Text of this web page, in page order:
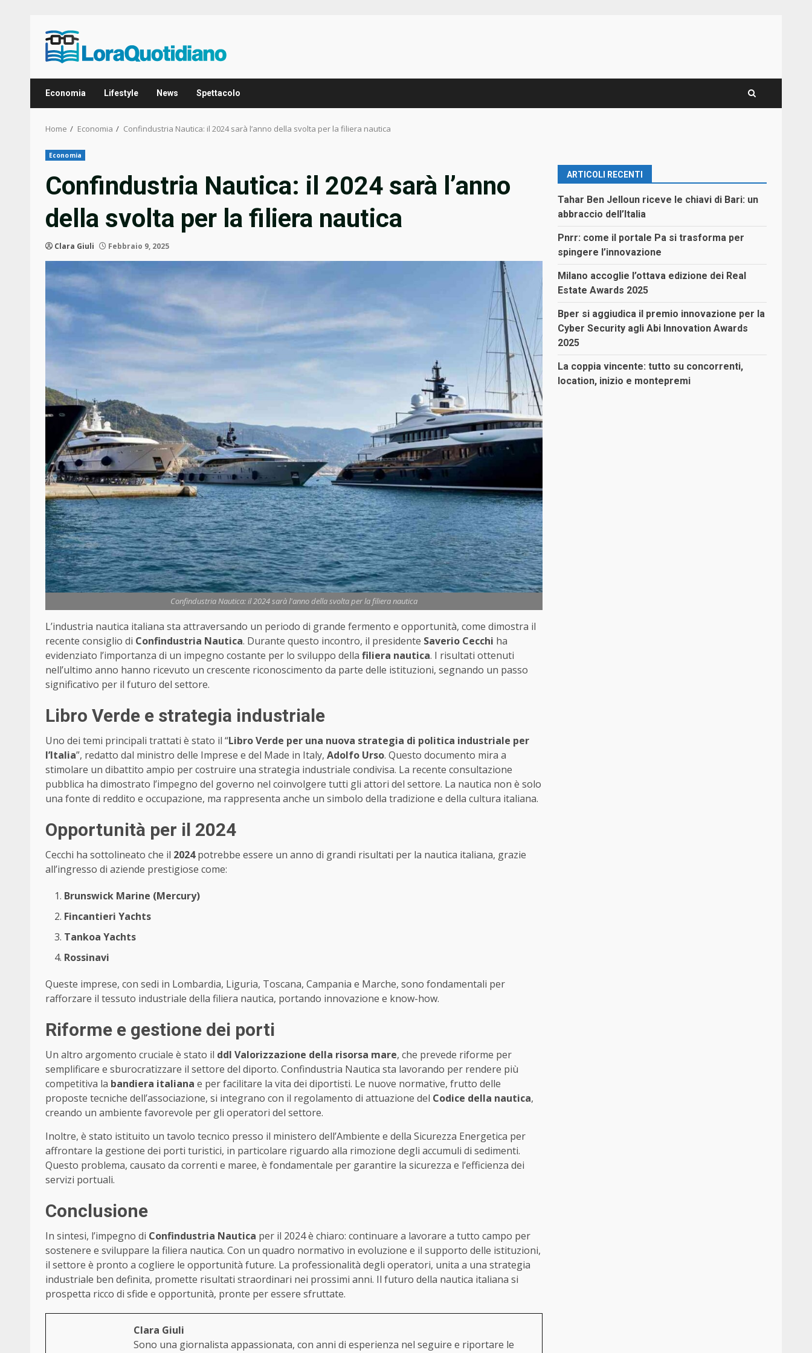
content
Economia Lifestyle News Spettacolo
Home Economia Confindustria Nautica: il 2024 sarà l’anno della svolta per la filiera nautica
Economia
Confindustria Nautica: il 2024 sarà l’anno
della svolta per la filiera nautica
Clara Giuli Febbraio 9, 2025
Confindustria Nautica: il 2024 sarà l'anno della svolta per la filiera nautica
L’industria nautica italiana sta attraversando un periodo di grande fermento e opportunità, come dimostra il
recente consiglio di Confindustria Nautica. Durante questo incontro, il presidente Saverio Cecchi ha
evidenziato l’importanza di un impegno costante per lo sviluppo della filiera nautica. I risultati ottenuti
nell’ultimo anno hanno ricevuto un crescente riconoscimento da parte delle istituzioni, segnando un passo
significativo per il futuro del settore.
Libro Verde e strategia industriale
Uno dei temi principali trattati è stato il “Libro Verde per una nuova strategia di politica industriale per
l’Italia”, redatto dal ministro delle Imprese e del Made in Italy, Adolfo Urso. Questo documento mira a
stimolare un dibattito ampio per costruire una strategia industriale condivisa. La recente consultazione
pubblica ha dimostrato l’impegno del governo nel coinvolgere tutti gli attori del settore. La nautica non è solo
una fonte di reddito e occupazione, ma rappresenta anche un simbolo della tradizione e della cultura italiana.
Opportunità per il 2024
Cecchi ha sottolineato che il 2024potrebbe essere un anno di grandi risultati per la nautica italiana, grazie
all’ingresso di aziende prestigiose come:
Brunswick Marine (Mercury)
Fincantieri Yachts
Tankoa Yachts
Rossinavi
Queste imprese, con sedi in Lombardia, Liguria, Toscana, Campania e Marche, sono fondamentali per
rafforzare il tessuto industriale della filiera nautica, portando innovazione e know-how.
Riforme e gestione dei porti
Un altro argomento cruciale è stato il ddl Valorizzazione della risorsa mare, che prevede riforme per
semplificare e sburocratizzare il settore del diporto. Confindustria Nautica sta lavorando per rendere più
competitiva la bandiera italiana e per facilitare la vita dei diportisti. Le nuove normative, frutto delle
proposte tecniche dell’associazione, si integrano con il regolamento di attuazione del Codice della nautica,
creando un ambiente favorevole per gli operatori del settore.
Inoltre, è stato istituito un tavolo tecnico presso il ministero dell’Ambiente e della Sicurezza Energetica per
affrontare la gestione dei porti turistici, in particolare riguardo alla rimozione degli accumuli di sedimenti.
Questo problema, causato da correnti e maree, è fondamentale per garantire la sicurezza e l’efficienza dei
servizi portuali.
Conclusione
In sintesi, l’impegno di Confindustria Nautica per il 2024 è chiaro: continuare a lavorare a tutto campo per
sostenere e sviluppare la filiera nautica. Con un quadro normativo in evoluzione e il supporto delle istituzioni,
il settore è pronto a cogliere le opportunità future. La professionalità degli operatori, unita a una strategia
industriale ben definita, promette risultati straordinari nei prossimi anni. Il futuro della nautica italiana si
prospetta ricco di sfide e opportunità, pronte per essere sfruttate.
Clara Giuli
Sono una giornalista appassionata, con anni di esperienza nel seguire e riportare le
ARTICOLI RECENTI
Tahar Ben Jelloun riceve le chiavi di Bari: un
abbraccio dell’Italia
Pnrr: come il portale Pa si trasforma per
spingere l’innovazione
Milano accoglie l’ottava edizione dei Real
Estate Awards 2025
Bper si aggiudica il premio innovazione per la
Cyber Security agli Abi Innovation Awards
2025
La coppia vincente: tutto su concorrenti,
location, inizio e montepremi